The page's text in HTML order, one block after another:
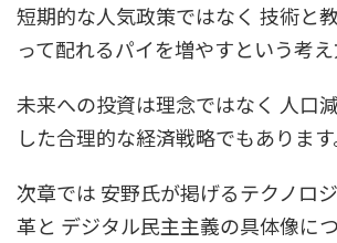
短期的な人気政策ではなく 技術と
って配れるパイを増やすという考え
未来への投資は理念ではなく 人口
した合理的な経済戦略でもあります
次章では 安野氏が掲げるテクノロ
革と デジタル民主主義の具体像に